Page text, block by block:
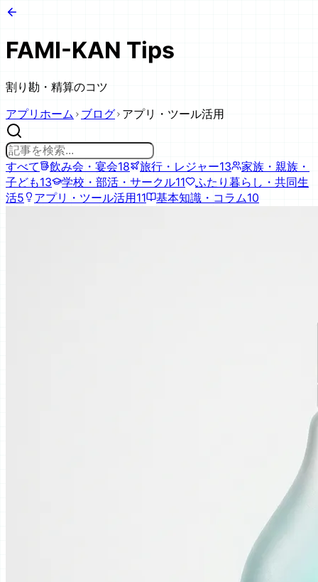
FAMI-KAN Tips
割り勘・精算のコツ
アプリホーム
ブログ アプリ・ツール活用
すべて 飲み会・宴会18 旅行・レジャー13
家族・親族・
子ども13 学校・部活・サークル11
ふたり暮らし・共同生
活5 アプリ・ツール活用11 基本知識・コラム10